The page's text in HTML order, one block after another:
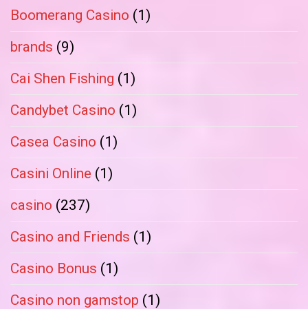
Boomerang Casino (1)
brands (9)
Cai Shen Fishing (1)
Candybet Casino (1)
Casea Casino (1)
Casini Online (1)
casino (237)
Casino and Friends (1)
Casino Bonus (1)
Casino non gamstop (1)